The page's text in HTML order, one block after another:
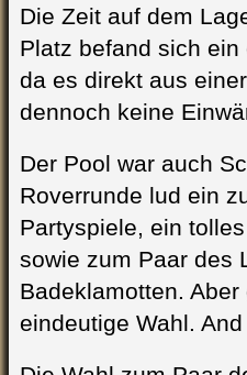
Die Zeit auf dem
Platz befand sich
da es direkt aus
dennoch keine
Der Pool war auch
Roverrunde lud ein
Partyspiele, ein
sowie zum Paar des
Badeklamotten.
eindeutige Wahl.